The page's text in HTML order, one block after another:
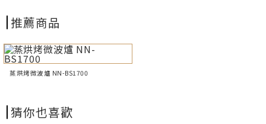
推薦商品
蒸烘烤微波爐 NN-BS1700
猜你也喜歡